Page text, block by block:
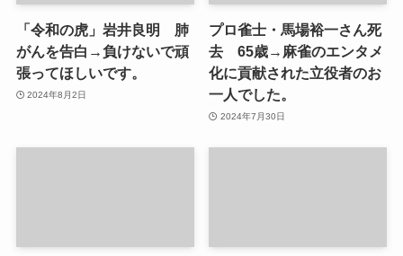
「令和の虎」岩井良明 肺
がんを告白→負けないで頑
張ってほしいです。
2024年8月2日
プロ雀士・馬場裕一さん死
去 65歳→麻雀のエンタメ
化に貢献された立役者のお
一人でした。
2024年7月30日